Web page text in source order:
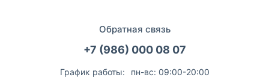
Обратная связь
+7 (986) 000 08 07
График работы: пн-вс: 09:00-20:00